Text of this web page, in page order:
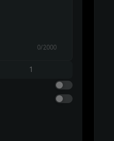
0/2000
1